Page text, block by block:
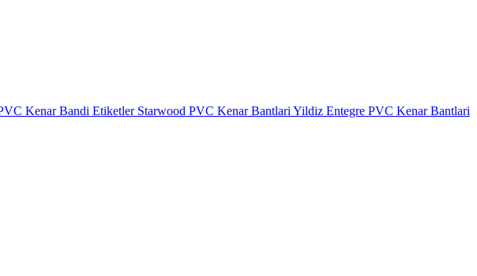
Kenar Bandi Etiketler Starwood PVC Kenar Bantlari Yildiz Entegre PVC Kenar Bantlari